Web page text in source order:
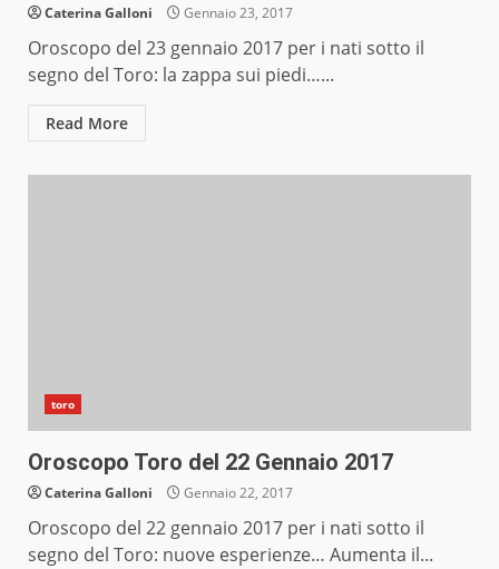
Caterina Galloni Gennaio 23, 2017
Oroscopo del 23 gennaio 2017 per i nati sotto il
segno del Toro: la zappa sui piedi…...
Read More
toro
Oroscopo Toro del 22 Gennaio 2017
Caterina Galloni Gennaio 22, 2017
Oroscopo del 22 gennaio 2017 per i nati sotto il
segno del Toro: nuove esperienze… Aumenta il...